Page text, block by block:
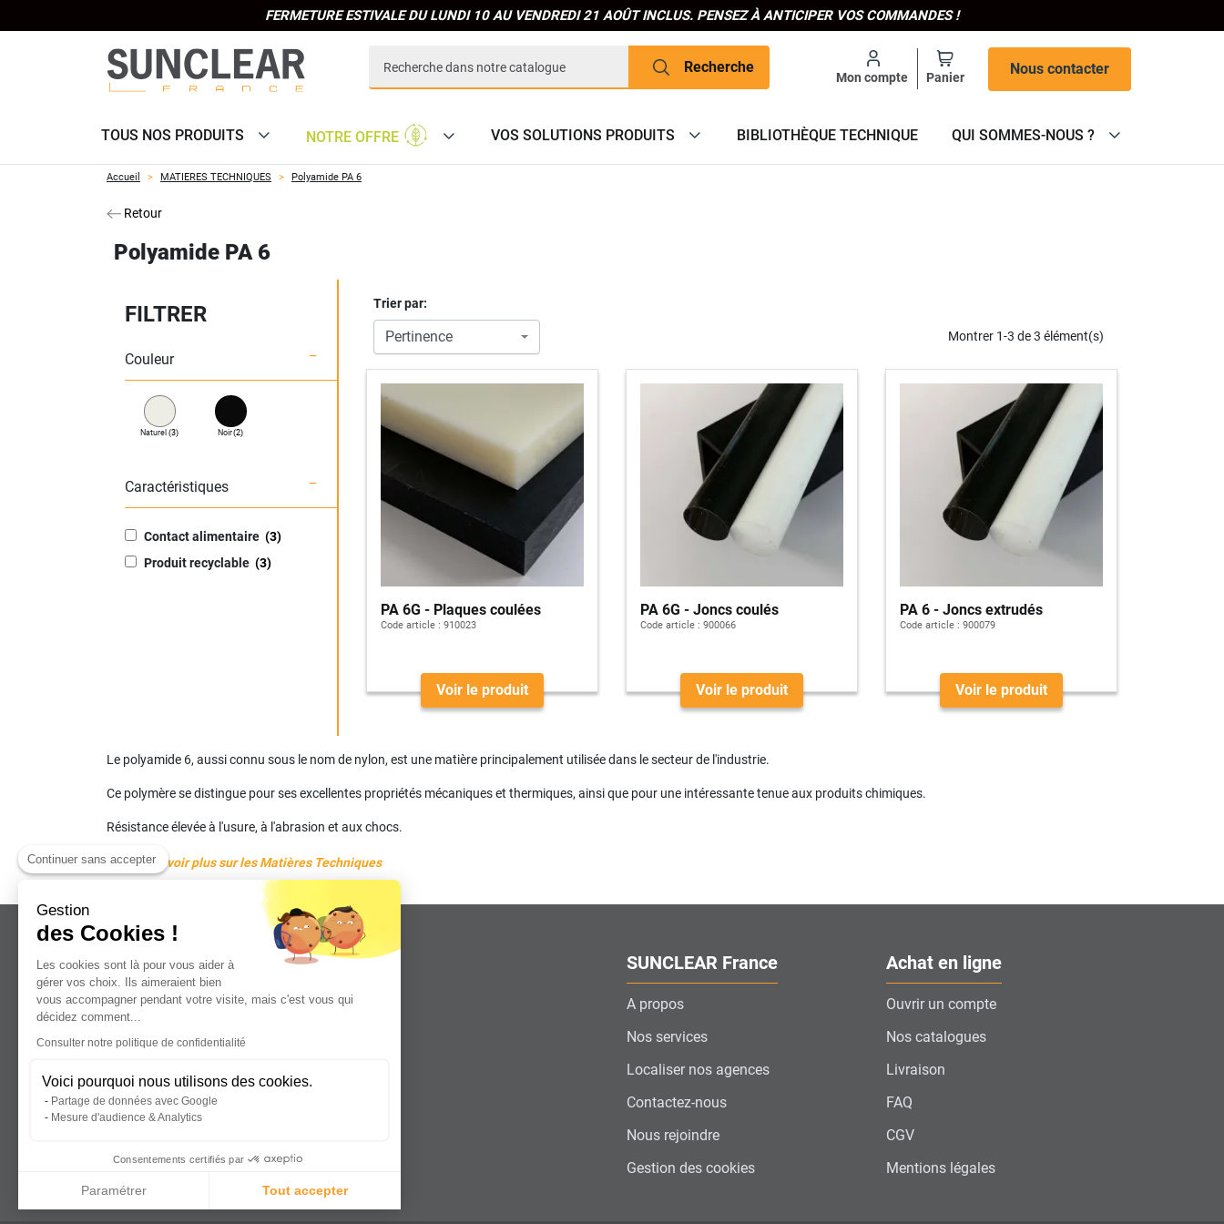
FERMETURE ESTIVALE DU LUNDI 10 AU VENDREDI 21 AOÛT INCLUS. PENSEZ À ANTICIPER VOS COMMANDES !
Recherche
Mon compte Panier
Nous contacter
TOUS NOS PRODUITS NOTRE OFFRE VOS SOLUTIONS PRODUITS BIBLIOTHÈQUE TECHNIQUE QUI SOMMES-NOUS ?
Accueil MATIERES TECHNIQUES Polyamide PA 6
Retour
Polyamide PA 6
FILTRER
Couleur
naturel 3 noir 2
Caractéristiques
Contact alimentaire
3
Produit recyclable
3
Trier par:
Montrer 1-3 de 3 élément(s)
PA 6G - Plaques coulées
Code article : 910023
Voir le produit
PA 6G - Joncs coulés
Code article : 900066
Voir le produit
PA 6 - Joncs extrudés
Code article : 900079
Voir le produit
Le polyamide 6, aussi connu sous le nom de nylon, est une matière principalement utilisée dans le secteur de l'industrie.
Ce polymère se distingue pour ses excellentes propriétés mécaniques et thermiques, ainsi que pour une intéressante tenue aux produits chimiques.
Résistance élevée à l'usure, à l'abrasion et aux chocs.
En savoir plus sur les Matières Techniques
Leader dans la distribution de plaques
pour professionnels.
SUNCLEAR France
A propos
Nos services
Localiser nos agences
Contactez-nous
Nous rejoindre
Gestion des cookies
Achat en ligne
Ouvrir un compte
Nos catalogues
Livraison
FAQ
CGV
Mentions légales
Continuer sans accepter
Gestion
des Cookies !
Les cookies sont là pour vous aider à
gérer vos choix. Ils aimeraient bien
vous accompagner pendant votre visite, mais c'est vous qui
décidez comment...
Consulter notre politique de confidentialité
Voici pourquoi nous utilisons des cookies.
Partage de données avec Google
Mesure d'audience & Analytics
Consentements certifiés par
Paramétrer
Tout accepter